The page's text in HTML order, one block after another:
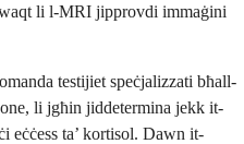
li l-MRI jipprovdi immaġini
testijiet speċjalizzati bħall-
li jgħin jiddetermina jekk it-
eċċess ta’ kortisol. Dawn it-